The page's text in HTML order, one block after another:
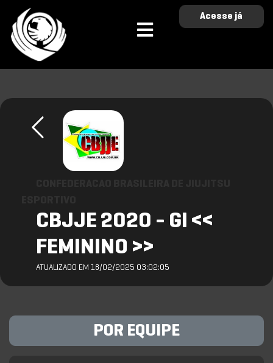
Acesse já
CBJJE 2020 - GI <<
FEMININO >>
ATUALIZADO EM 18/02/2025 03:02:05
POR EQUIPE